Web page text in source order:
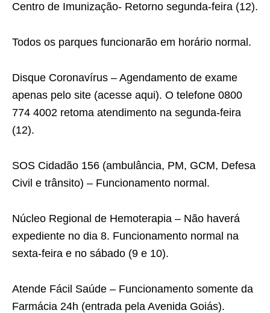
Centro de Imunização- Retorno segunda-feira (12).
Todos os parques funcionarão em horário normal.
Disque Coronavírus – Agendamento de exame
apenas pelo site (acesse aqui). O telefone 0800
774 4002 retoma atendimento na segunda-feira
(12).
SOS Cidadão 156 (ambulância, PM, GCM, Defesa
Civil e trânsito) – Funcionamento normal.
Núcleo Regional de Hemoterapia – Não haverá
expediente no dia 8. Funcionamento normal na
sexta-feira e no sábado (9 e 10).
Atende Fácil Saúde – Funcionamento somente da
Farmácia 24h (entrada pela Avenida Goiás).